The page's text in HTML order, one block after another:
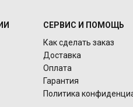
СЕРВИС И ПОМОЩЬ
Как сделать заказ
Доставка
Оплата
Гарантия
Политика